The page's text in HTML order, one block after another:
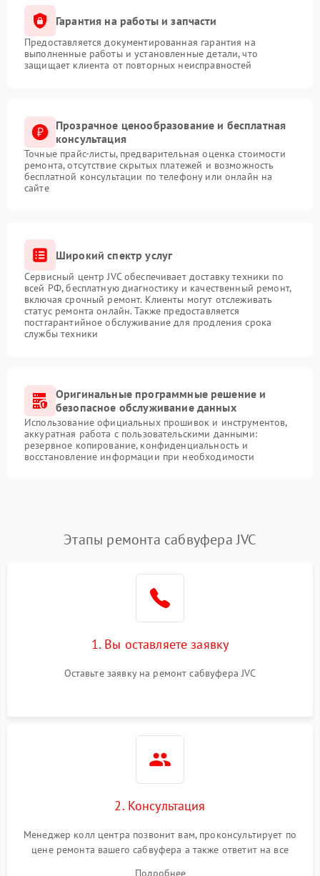
Гарантия на работы и запчасти
Предоставляется документированная гарантия на
выполненные работы и установленные детали, что
защищает клиента от повторных неисправностей
Прозрачное ценообразование и бесплатная
консультация
Точные прайс-листы, предварительная оценка стоимости
ремонта, отсутствие скрытых платежей и возможность
бесплатной консультации по телефону или онлайн на
сайте
Широкий спектр услуг
Сервисный центр JVC обеспечивает доставку техники по
всей РФ, бесплатную диагностику и качественный ремонт,
включая срочный ремонт. Клиенты могут отслеживать
статус ремонта онлайн. Также предоставляется
постгарантийное обслуживание для продления срока
службы техники
Оригинальные программные решение и
безопасное обслуживание данных
Использование официальных прошивок и инструментов,
аккуратная работа с пользовательскими данными:
резервное копирование, конфиденциальность и
восстановление информации при необходимости
Этапы ремонта сабвуфера JVC
1. Вы оставляете заявку
Оставьте заявку на ремонт сабвуфера JVC
2. Консультация
Менеджер колл центра позвонит вам, проконсультирует по
цене ремонта вашего сабвуфера а также ответит на все
Подробнее